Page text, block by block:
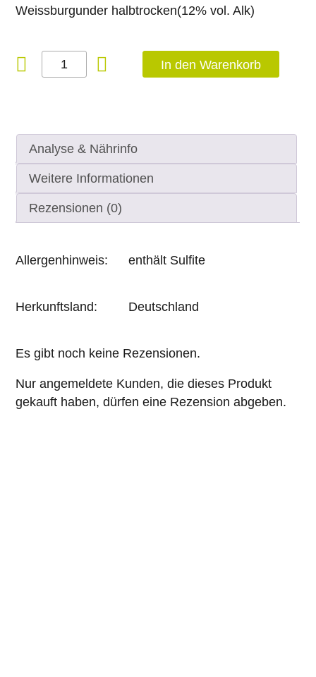
Weissburgunder halbtrocken(12% vol. Alk)
Probierpaket
weiss
Menge
In den Warenkorb
Analyse & Nährinfo
Weitere Informationen
Rezensionen (0)
Allergenhinweis: enthält Sulfite
Herkunftsland: Deutschland
Es gibt noch keine Rezensionen.
Nur angemeldete Kunden, die dieses Produkt
gekauft haben, dürfen eine Rezension abgeben.